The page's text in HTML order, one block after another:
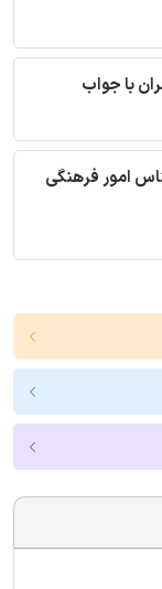
با جواب
امور فرهنگی